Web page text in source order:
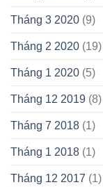
Tháng 3 2020 (9)
Tháng 2 2020 (19)
Tháng 1 2020 (5)
Tháng 12 2019 (8)
Tháng 7 2018 (1)
Tháng 1 2018 (1)
Tháng 12 2017 (1)